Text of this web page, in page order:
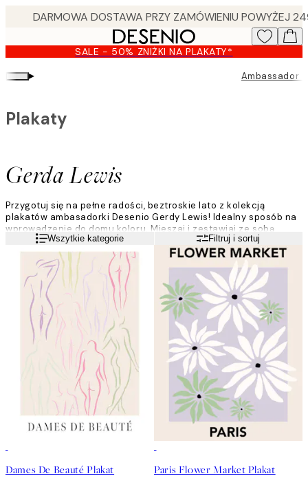
content.
SALE - 50% ZNIŻKI NA PLAKATY*
▸ Ambassador
Gerda Lewis
Plakaty
Przygotuj się na pełne radości, beztroskie lato z kolekcją
plakatów ambasadorki Desenio Gerdy Lewis! Idealny sposób na
wprowadzenie do domu koloru. Mieszaj i zestawiaj ze sobą
plakaty w jasnych zieleniach, ostrych różach i odcieniach
lawendy.
Czytaj więcejWszytkie kategorie Filtruj i sortuj
Dames De Beauté Plakat Paris Flower Market Plakat